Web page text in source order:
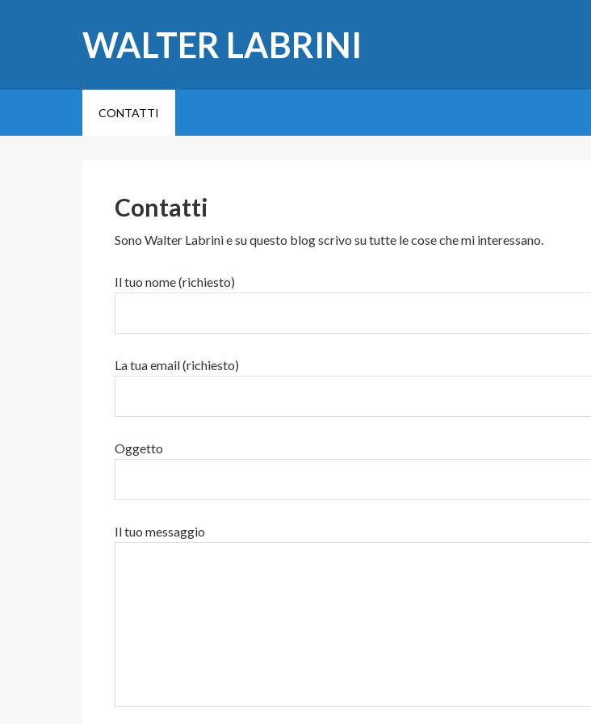
WALTER LABRINI
CONTATTI
Contatti
Sono Walter Labrini e su questo blog scrivo su tutte le cose che mi interessano.
Il tuo nome (richiesto)
La tua email (richiesto)
Oggetto
Il tuo messaggio